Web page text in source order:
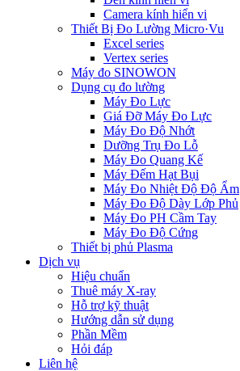
Camera kính hiển vi
Thiết Bị Đo Lường Micro·Vu
Excel series
Vertex series
Máy đo SINOWON
Dụng cụ đo lường
Máy Đo Lực
Giá Đỡ Máy Đo Lực
Máy Đo Độ Nhớt
Dưỡng Trụ Đo Lỗ
Máy Đo Quang Kế
Máy Đếm Hạt Bụi
Máy Đo Nhiệt Độ Độ Ẩm
Máy Đo Độ Dày Lớp Phủ
Máy Đo PH Cầm Tay
Máy Đo Độ Cứng
Thiết bị phủ Plasma
Dịch vụ
Hiệu chuẩn
Thuê máy X-ray
Hỗ trợ kỹ thuật
Hướng dẫn sử dụng
Phần Mềm
Hỏi đáp
Liên hệ